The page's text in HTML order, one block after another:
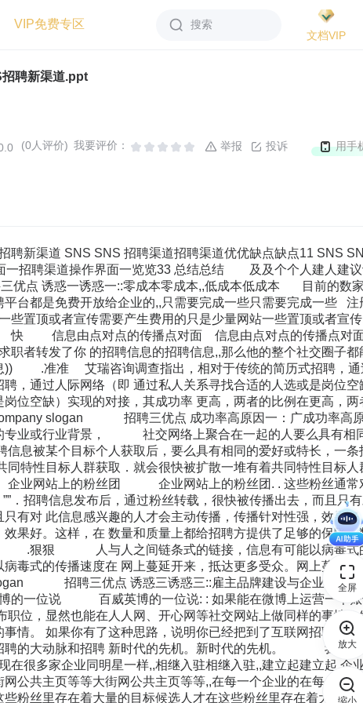
VIP免费专区
搜索
文档VIP
聘新渠道.ppt
(0人评价) 我要评价： 投诉
举报 用手
新渠道 SNS SNS 招聘渠道招聘渠道优优缺点缺点11 SNS
一招聘渠道操作界面一览览33 总结总结 及及个个人建人建议
点 诱惑一诱惑一::零成本零成本,,低成本低成本 目前的数家
台都是免费开放给企业的,,只需要完成一些只需要完成一些 注
些置顶或者宣传需要产生费用的只是少量网站一些置顶或者宣
信息由点对点的传播点对面 信息由点对点的传播点对面
职者转发了你 的招聘信息的招聘信息,,那么他的整个社交圈子都
)) .准准 艾瑞咨询调查指出，相对于传统的简历式招聘，通
，通过人际网络（即 通过私人关系寻找合适的人选或是岗位空
位空缺）实现的对接，其成功率 更高，两者的比例在更高，两
slogan 招聘三优点 成功率高原因一：广成功率高
业或行业背景， 社交网络上聚合在一起的人要么具有相
息被某个目标个人获取后，要么具有相同的爱好或特长，一条
同特性目标人群获取．就会很快被扩散一堆有着共同特性目标
网站上的粉丝团 企业网站上的粉丝团. . 这些粉丝通常
．招聘信息发布后，通过粉丝转载，很快被传播出去，而且只
有对 此信息感兴趣的人才会主动传播，传播针对性强，效果好
果好。这样，在 数量和质量上都给招聘方提供了足够的保障。
人与人之间链条式的链接，信息有可能以病毒式的
式的传播速度在 网上蔓延开来，抵达更多受众。网上蔓延开
招聘三优点 诱惑三诱惑三::雇主品牌建设与企业文化宣
百威英博的一位说: : 如果能在微博上运营一个账
位，显然也能在人人网、开心网等社交网站上做同样的事情。
情。 如果你有了这种思路，说明你已经把到了互联网招聘的大
招聘的大动脉和招聘 新时代的先机。新时代的先机。 我认
很多家企业同明星一样,,相继入驻相继入驻,,建立起建立起 企
公共主页等等大街网公共主页等等,,在每一个企业的在每一个
粉丝里存在着大量的目标候选人才在这些粉丝里存在着大量的
全屏
放大
缩小